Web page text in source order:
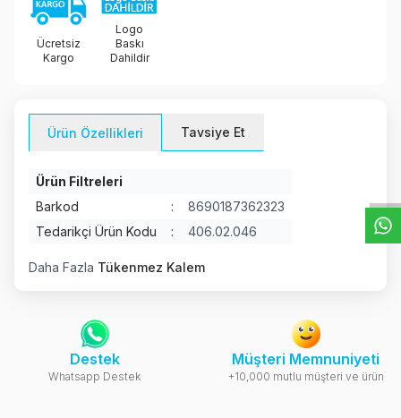
Ücretsiz
Kargo
Logo
Baskı
Dahildir
Ürün Özellikleri Tavsiye Et
Ürün Filtreleri
Barkod
:
8690187362323
Tedarikçi Ürün Kodu
: 406.02.046
Daha Fazla Tükenmez Kalem
Destek
Whatsapp Destek
Müşteri Memnuniyeti
+10,000 mutlu müşteri ve ürün